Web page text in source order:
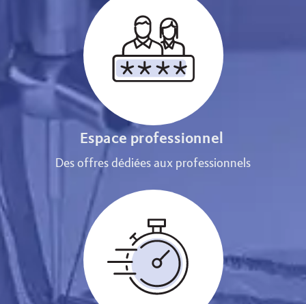
Espace professionnel
Des offres dédiées aux professionnels